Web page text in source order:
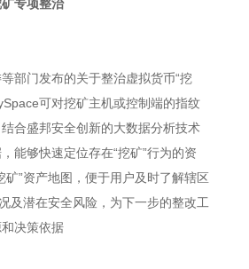
专项整治
部门发布的关于整治虚拟货币“挖
可对挖矿主机或控制端的指纹
合盛邦安全创新的大数据分析技术
能够快速定位存在“挖矿”行为的资
矿”资产地图，便于用户及时了解辖区
及潜在安全风险，为下一步的整改工
决策依据